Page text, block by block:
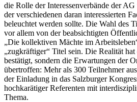
die Rolle der Interessenverbände der
der verschiedenen daran interessierten
beleuchtet werden sollte. Die Wahl des
vor allem von der beabsichtigten
„Die kollektiven Mächte im
„zugkräftiger“ Titel sein. Die Realität
bestätigt, sondern die Erwartungen der
übertroffen: Mehr als 300 Teilnehmer
der Einladung in das Salzburger
hochkarätiger Referenten mit
Thema.